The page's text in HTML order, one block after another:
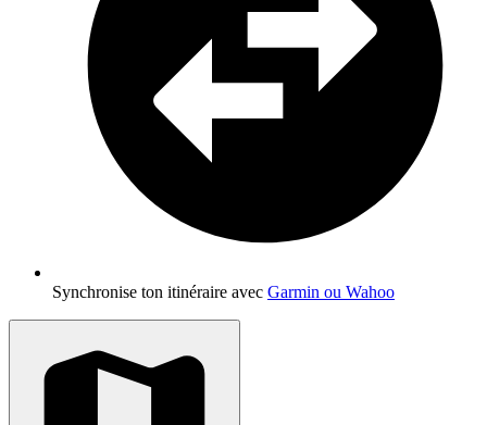
Synchronise ton itinéraire avec Garmin ou Wahoo